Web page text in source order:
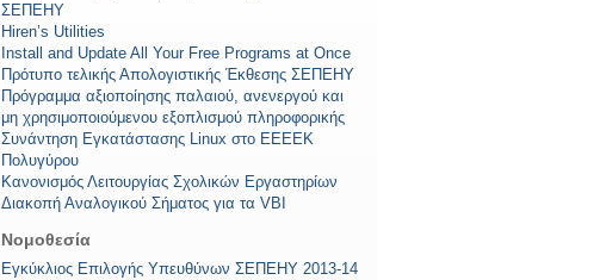
ΣΕΠΕΗΥ
Hiren’s Utilities
Install and Update All Your Free Programs at Once
Πρότυπο τελικής Απολογιστικής Έκθεσης ΣΕΠΕΗΥ
Πρόγραμμα αξιοποίησης παλαιού, ανενεργού και
μη χρησιμοποιούμενου εξοπλισμού πληροφορικής
Συνάντηση Εγκατάστασης Linux στο ΕΕΕΕΚ
Πολυγύρου
Κανονισμός Λειτουργίας Σχολικών Εργαστηρίων
Διακοπή Αναλογικού Σήματος για τα VBI
Νομοθεσία
Εγκύκλιος Επιλογής Υπευθύνων ΣΕΠΕΗΥ 2013-14